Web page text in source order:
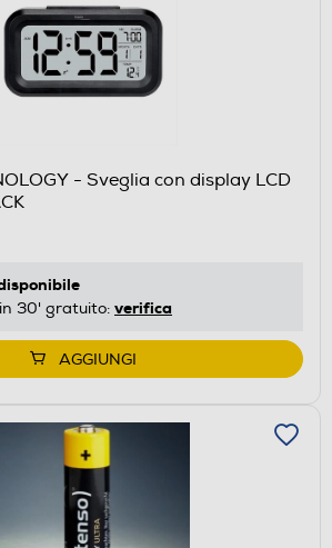
- Sveglia con display LCD
30' gratuito: verifica
AGGIUNGI